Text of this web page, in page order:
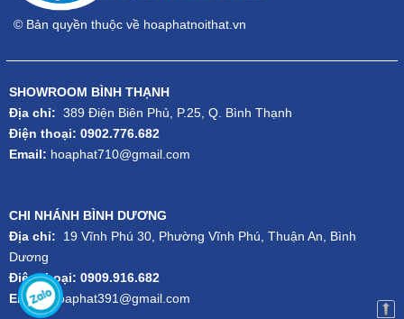
© Bản quyền thuộc về hoaphatnoithat.vn
SHOWROOM BÌNH THẠNH
Địa chỉ: 389 Điện Biên Phủ, P.25, Q. Bình Thạnh
Điện thoại: 0902.776.682
Email: hoaphat710@gmail.com
CHI NHÁNH BÌNH DƯƠNG
Địa chỉ: 19 Vĩnh Phú 30, Phường Vĩnh Phú, Thuận An, Bình
Dương
Điện thoại: 0909.916.682
Email:hoaphat391@gmail.com